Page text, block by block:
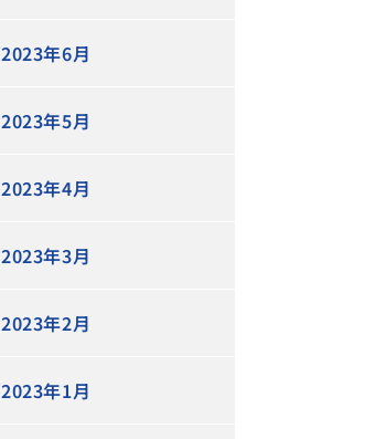
2023年6月
2023年5月
2023年4月
2023年3月
2023年2月
2023年1月